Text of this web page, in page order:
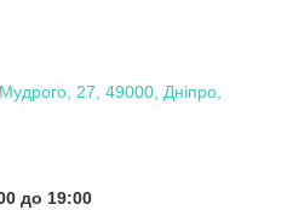
27, 49000, Дніпро,
до 19:00